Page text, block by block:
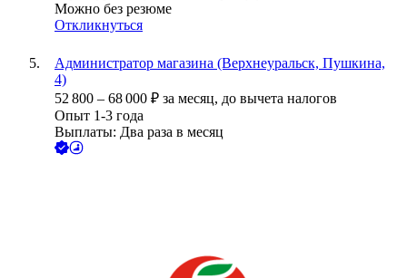
Можно без резюме
Откликнуться
Администратор магазина (Верхнеуральск, Пушкина,
4)
52 800 – 68 000 ₽ за месяц, до вычета налогов
Опыт 1-3 года
Выплаты: Два раза в месяц